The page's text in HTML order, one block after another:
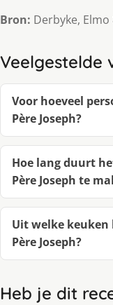
Bron: Derbyke,
Veelgestelde
Voor hoeveel
Père Joseph?
Hoe lang duurt
Père Joseph te
Uit welke keuken
Père Joseph?
Heb je dit